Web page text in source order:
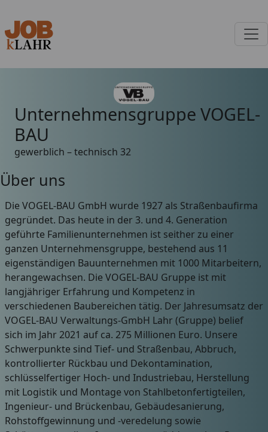
Unternehmensgruppe VOGEL-
BAU
gewerblich – technisch 32
Über uns
Die VOGEL-BAU GmbH wurde 1927 als Straßenbaufirma
gegründet. Das heute in der 3. und 4. Generation
geführte Familienunternehmen ist seither zu einer
ganzen Unternehmensgruppe, bestehend aus 11
eigenständigen Bauunternehmen mit 1000 Mitarbeitern,
herangewachsen. Die VOGEL-BAU Gruppe ist mit
langjähriger Erfahrung und Kompetenz in
verschiedenen Baubereichen tätig. Der Jahresumsatz der
VOGEL-BAU Verwaltungs-GmbH Lahr (Gruppe) belief
sich im Jahr 2021 auf ca. 275 Millionen Euro. Unsere
Schwerpunkte sind Tief- und Straßenbau, Abbruch,
kontrollierter Rückbau und Dekontamination,
schlüsselfertiger Hoch- und Industriebau, Herstellung
mit Logistik und Montage von Stahlbetonfertigteilen,
Ingenieur- und Brückenbau, Gebäudesanierung,
Rohstoffgewinnung und -veredelung sowie